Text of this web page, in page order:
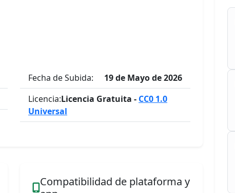
Fecha de Subida:
19 de Mayo de 2026
Licencia:Licencia Gratuita - CC0 1.0
Universal
Compatibilidad de plataforma y